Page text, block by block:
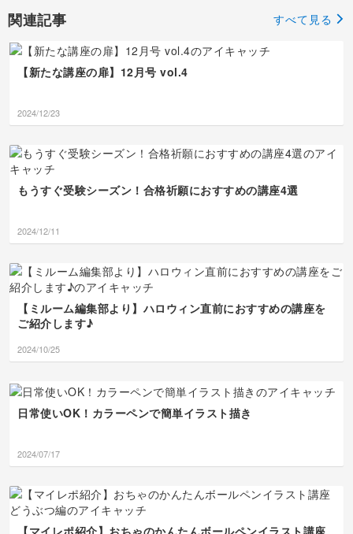
の日常も、がくさんのペ
残していってください
ね。ライブの参加はまば
らでも、全然気にしなく
（笑）、お会いできたら
私はめちゃくちゃパワー
もマイペースに楽しんで
いできるのを、両手を広
げて楽しみに待っていま
ルな思い出が詰まってい
「カカポに支えられた小
すねぇ👍記念すべき2年
で、楽しい思い出をたく
しょうね。これからもず
ーーっと応援していま
今回の最大の収穫が「上
里カンターレ」の情報だ
ー🤣🤣笑 SAから歩いて
行けるの、ライフハック
ですよね🏰🍪 そしてイ
ルに踏みつけられたセン
ザンコウの子どもってい
ぎました！！😂 配置ミ
スが生んだ奇跡のストー
っちゃったフェネック
も、個性があって絶対め
で可愛いです🦊❤️ マニ
アックな動物たちはバラ
ますが、そんなハプニン
グも含めて笑って楽しん
でくださって本当に嬉し
いです🎨🥰 私にとって
も、笑いっぱなしの夢の
た！また次回も、お絵描
きと、お役立ちローカル
しょうね！ありがとうご
ざいました〜！♪👋💞
今日も楽しい時間をありがとう
後まで残って全部描き切
ったkankanさん、すご
拍手ですーー！！👏👏🎉
かったです！そして四角
いコマにうまく収まらな
ちは私の筆の動きが未知
てくださってすごいです
け画面いっぱいに元気よ
く描けている証拠なの
っても素敵だと思います
当にありがとうございま
関連記事 すべて見る
【新たな講座の扉】12月号 vol.4
2024/12/23
もうすぐ受験シーズン！合格祈願におすすめの講座4選
2024/12/11
【ミルーム編集部より】ハロウィン直前におすすめの講座を
ご紹介します♪
2024/10/25
日常使いOK！カラーペンで簡単イラスト描き
2024/07/17
【マイレポ紹介】おちゃのかんたんボールペンイラスト講座